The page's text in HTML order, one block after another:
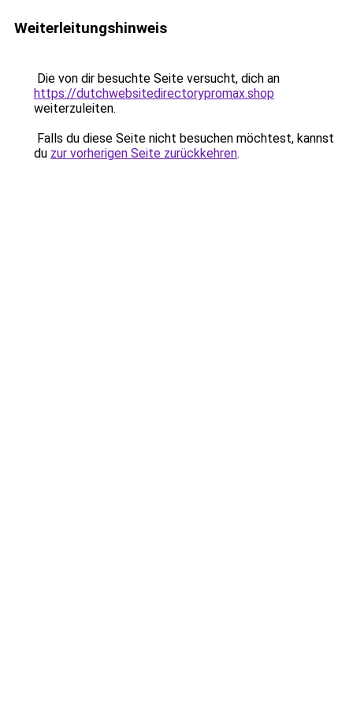
Weiterleitungshinweis
Die von dir besuchte Seite versucht, dich an
https://dutchwebsitedirectorypromax.shop
weiterzuleiten.
Falls du diese Seite nicht besuchen möchtest, kannst
du zur vorherigen Seite zurückkehren.